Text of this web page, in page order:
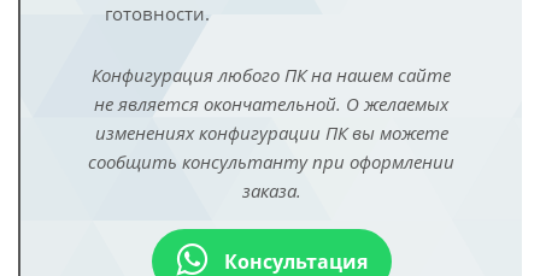
готовности.
Конфигурация любого ПК на нашем сайте
не является окончательной. О желаемых
изменениях конфигурации ПК вы можете
сообщить консультанту при оформлении
заказа.
Консультация